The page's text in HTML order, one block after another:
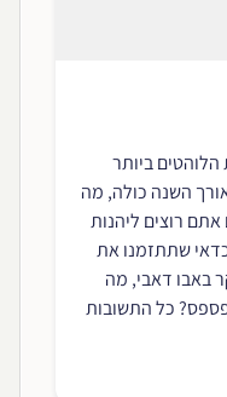
הלוהטים ביותר
השנה כולה, מה
רוצים ליהנות
כדאי שתתזמנו את
באבו דאבי, מה
כל התשובות